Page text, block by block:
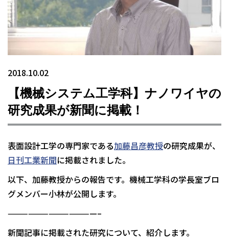
2018.10.02
【機械システム工学科】ナノワイヤの
研究成果が新聞に掲載！
表面設計工学の専門家である加藤昌彦教授の研究成果が、
日刊工業新聞に掲載されました。
以下、加藤教授からの報告です。機械工学科の学長室ブロ
グメンバー小林が公開します。
—————————————–
新聞記事に掲載された研究について、紹介します。